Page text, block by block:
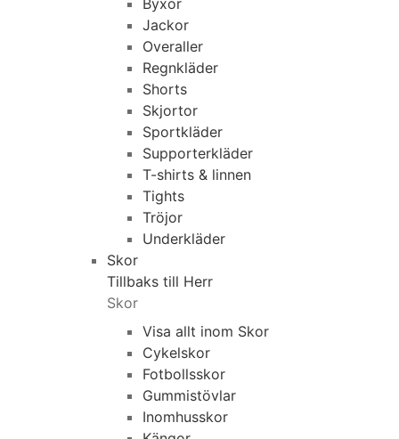
Jackor
Overaller
Regnkläder
Shorts
Skjortor
Sportkläder
Supporterkläder
T-shirts & linnen
Tights
Tröjor
Underkläder
Skor
Tillbaks till Herr
Skor
Visa allt inom Skor
Cykelskor
Fotbollsskor
Gummistövlar
Inomhusskor